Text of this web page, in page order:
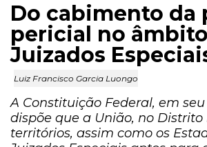
Do cabimento da
pericial no
Juizados
Luiz Francisco Garcia Luongo
A Constituição Federal, em seu
dispõe que a União, no Distrito
territórios, assim como os